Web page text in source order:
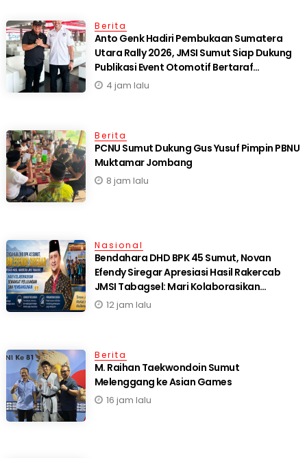
Berita
Anto Genk Hadiri Pembukaan Sumatera
Utara Rally 2026, JMSI Sumut Siap Dukung
Publikasi Event Otomotif Bertaraf
Internasional*
4 jam lalu
Berita
PCNU Sumut Dukung Gus Yusuf Pimpin PBNU
Muktamar Jombang
8 jam lalu
Nasional
Bendahara DHD BPK 45 Sumut, Novan
Efendy Siregar Apresiasi Hasil Rakercab
JMSI Tabagsel: Mari Kolaborasikan
Semangat Perjuangan dan Pembangunan
12 jam lalu
Berita
M. Raihan Taekwondoin Sumut
Melenggang ke Asian Games
16 jam lalu